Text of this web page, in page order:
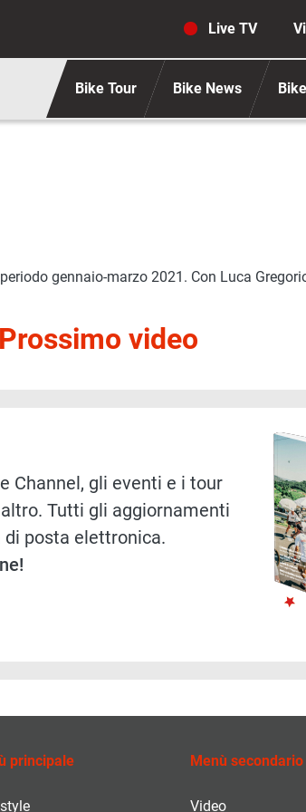
Live TV
Bike Tour Bike News
gennaio-marzo 2021. Con Luca
Prossimo video
Channel, gli eventi e i tour
Tutti gli aggiornamenti
posta elettronica.
principale Menù secondario
Video